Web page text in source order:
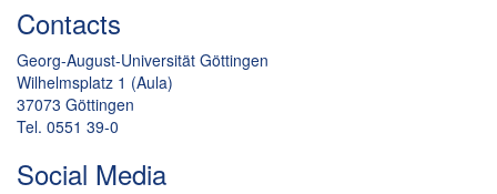
Contacts
Georg-August-Universität Göttingen
Wilhelmsplatz 1 (Aula)
37073 Göttingen
Tel. 0551 39-0
Social Media